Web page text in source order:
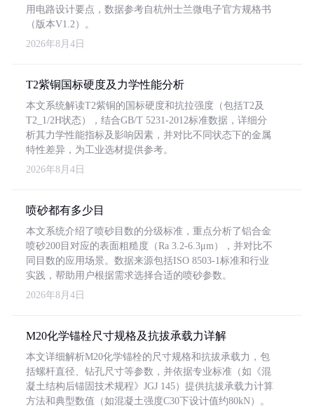
用电路设计要点，数据参考自杭州士兰微电子官方规格书
（版本V1.2）。
2026年8月4日
T2紫铜国标硬度及力学性能分析
本文系统解读T2紫铜的国标硬度和抗拉强度（包括T2及
T2_1/2H状态），结合GB/T 5231-2012标准数据，详细分
析其力学性能指标及影响因素，并对比不同状态下的金属
特性差异，为工业选材提供参考。
2026年8月4日
喷砂都有多少目
本文系统介绍了喷砂目数的分级标准，重点分析了铝合金
喷砂200目对应的表面粗糙度（Ra 3.2-6.3μm），并对比不
同目数的应用场景。数据来源包括ISO 8503-1标准和行业
实践，帮助用户根据需求选择合适的喷砂参数。
2026年8月4日
M20化学锚栓尺寸规格及抗拔承载力详解
本文详细解析M20化学锚栓的尺寸规格和抗拔承载力，包
括螺杆直径、钻孔尺寸等参数，并依据专业标准（如《混
凝土结构后锚固技术规程》JGJ 145）提供抗拔承载力计算
方法和典型数值（如混凝土强度C30下设计值约80kN）。